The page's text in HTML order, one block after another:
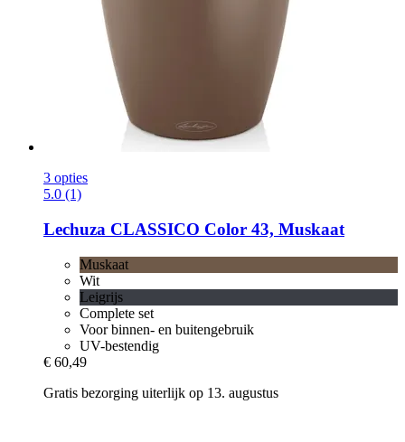
3 opties
5.0 (1)
Lechuza CLASSICO Color 43, Muskaat
Muskaat
Wit
Leigrijs
Complete set
Voor binnen- en buitengebruik
UV-bestendig
€ 60,49
Gratis bezorging uiterlijk op 13. augustus